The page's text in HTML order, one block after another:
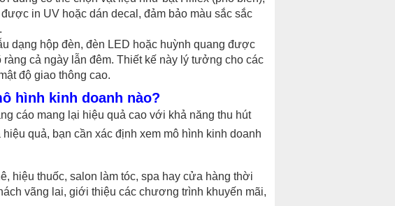
in UV hoặc dán decal, đảm bảo màu sắc sắc
dạng hộp đèn, đèn LED hoặc huỳnh quang được
cả ngày lẫn đêm. Thiết kế này lý tưởng cho các
độ giao thông cao.
hình kinh doanh nào?
cáo mang lại hiệu quả cao với khả năng thu hút
quả, bạn cần xác định xem mô hình kinh doanh
hiệu thuốc, salon làm tóc, spa hay cửa hàng thời
vãng lai, giới thiệu các chương trình khuyến mãi,